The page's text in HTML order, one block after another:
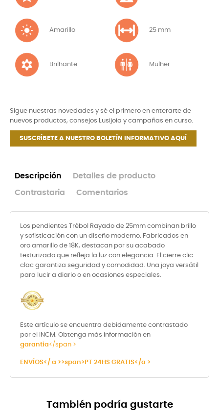
Amarillo 25 mm
Brilhante Mulher
Sigue nuestras novedades y sé el primero en enterarte de
nuevos productos, consejos Lusijoia y campañas en curso.
SUSCRÍBETE A NUESTRO BOLETÍN INFORMATIVO AQUÍ
Descripción Detalles de producto
Contrastaria Comentarios
Los pendientes Trébol Rayado de 25mm combinan brillo
y sofisticación con un diseño moderno. Fabricados en
oro amarillo de 18K, destacan por su acabado
texturizado que refleja la luz con elegancia. El cierre clic
clac garantiza seguridad y comodidad. Una joya versátil
para lucir a diario o en ocasiones especiales.
Este artículo se encuentra debidamente contrastado
por el INCM. Obtenga más información en
garantia</span >
ENVÍOS</ a >>span> PT 24HS GRATIS</a >
También podría gustarte